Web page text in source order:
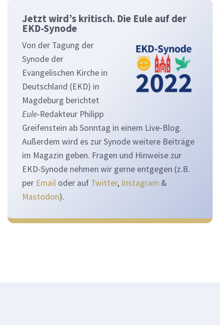
Jetzt wird’s kritisch. Die Eule auf der
EKD-Synode
Von der Tagung der
Synode der
Evangelischen Kirche in
Deutschland (EKD) in
Magdeburg berichtet
Eule-Redakteur Philipp
Greifenstein ab Sonntag in einem Live-Blog.
Außerdem wird es zur Synode weitere Beiträge
im Magazin geben. Fragen und Hinweise zur
EKD-Synode nehmen wir gerne entgegen (z.B.
per Email oder auf Twitter, Instagram &
Mastodon).